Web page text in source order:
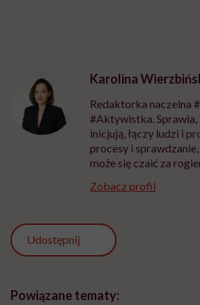
Karolina
Redaktorka naczelna
#Aktywistka. Sprawia,
inicjują, łączy ludzi i
procesy i
może się czaić za
Zobacz profil
Udostępnij
Powiązane tematy: